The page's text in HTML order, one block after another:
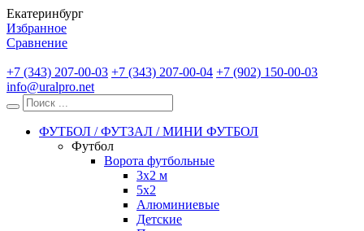
Екатеринбург
Избранное
Сравнение
+7 (343) 207-00-03 +7 (343) 207-00-04 +7 (902) 150-00-03
info@uralpro.net
ФУТБОЛ / ФУТЗАЛ / МИНИ ФУТБОЛ
Футбол
Ворота футбольные
3х2 м
5х2
Алюминиевые
Детские